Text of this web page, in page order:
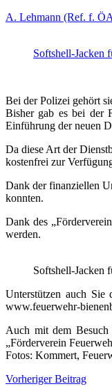
A. Lehmann (Ref. f.
Softshell-Jacken
Bei der Polizei gehört
Bisher gab es bei der
Einführung der neuen
Da diese Art der
kostenfrei zur
Dank der finanziellen
konnten.
Dank des
werden.
Softshell-Jacken
Unterstützen auch Sie
www.feuerwehr-
Auch mit dem Besuch
„Förderverein
Fotos: Kommert,
Vorheriger Beitrag